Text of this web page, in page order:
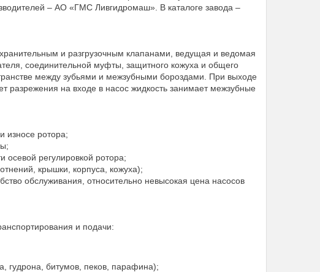
– АО «ГМС Ливгидромаш». В каталоге завода –
и разгрузочным клапанами, ведущая и ведомая
соединительной муфты, защитного кожуха и общего
между зубьями и межзубными бороздами. При выходе
разрежения на входе в насос жидкость занимает межзубные
износе ротора;
осевой регулировкой ротора;
крышки, корпуса, кожуха);
обслуживания, относительно невысокая цена насосов
и подачи:
гудрона, битумов, пеков, парафина);